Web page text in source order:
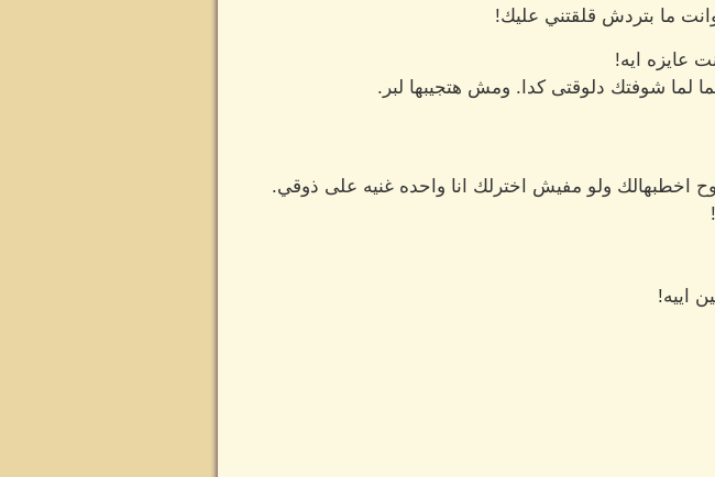
ما بتردش قلقتني عليك!
عايزه ايه!
لما شوفتك دلوقتى كدا. ومش هتجيبها لبر.
اخطبهالك ولو مفيش اخترلك انا واحده غنيه على ذوقي.
اييه!